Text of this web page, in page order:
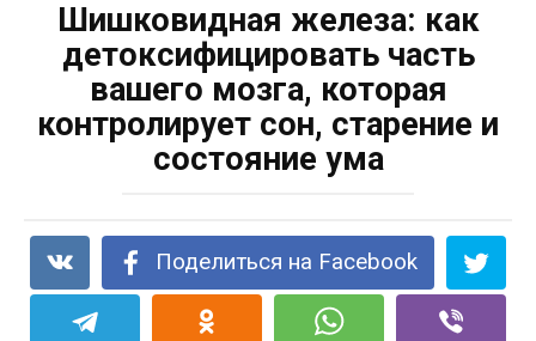
Шишковидная железа: как
детоксифицировать часть
вашего мозга, которая
контролирует сон, старение и
состояние ума
Поделиться на Facebook